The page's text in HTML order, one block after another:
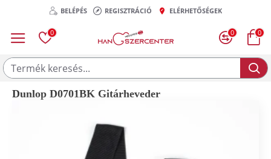
BELÉPÉS REGISZTRÁCIÓ ELÉRHETŐSÉGEK
0 0 0
Dunlop D0701BK Gitárheveder